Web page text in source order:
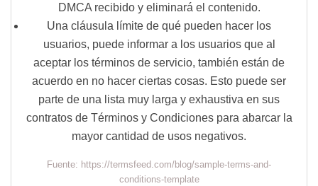
DMCA recibido y eliminará el contenido.
Una cláusula límite de qué pueden hacer los
usuarios, puede informar a los usuarios que al
aceptar los términos de servicio, también están de
acuerdo en no hacer ciertas cosas. Esto puede ser
parte de una lista muy larga y exhaustiva en sus
contratos de Términos y Condiciones para abarcar la
mayor cantidad de usos negativos.
Fuente: https://termsfeed.com/blog/sample-terms-and-
conditions-template